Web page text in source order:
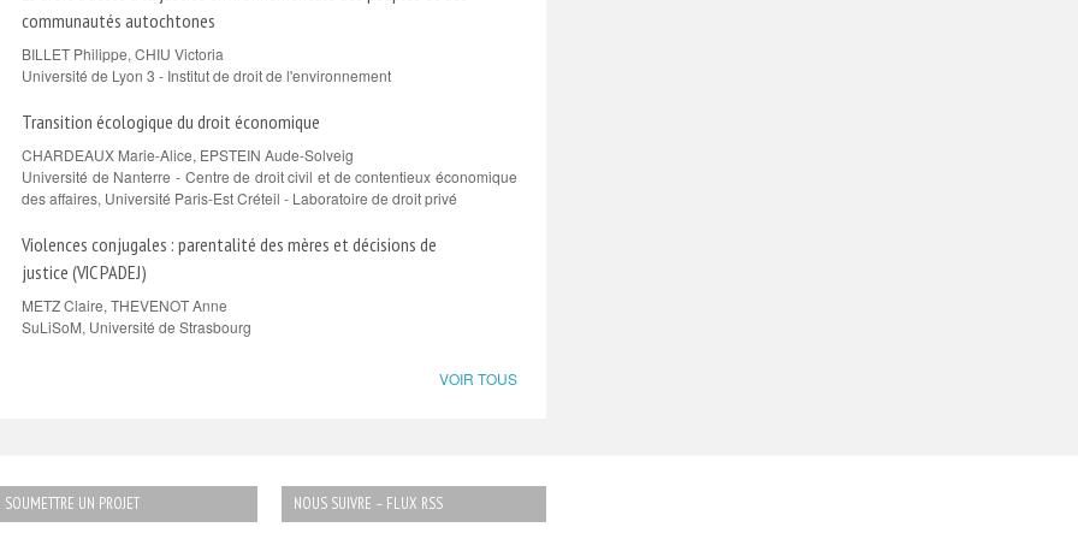
communautés autochtones
BILLET Philippe, CHIU Victoria
Université de Lyon 3 - Institut de droit de l'environnement
Transition écologique du droit économique
CHARDEAUX Marie-Alice, EPSTEIN Aude-Solveig
Université de Nanterre - Centre de droit civil et de contentieux économique
des affaires, Université Paris-Est Créteil - Laboratoire de droit privé
Violences conjugales : parentalité des mères et décisions de
justice (VIC PADEJ)
METZ Claire, THEVENOT Anne
SuLiSoM, Université de Strasbourg
VOIR TOUS
SOUMETTRE UN PROJET
NOUS SUIVRE – FLUX RSS